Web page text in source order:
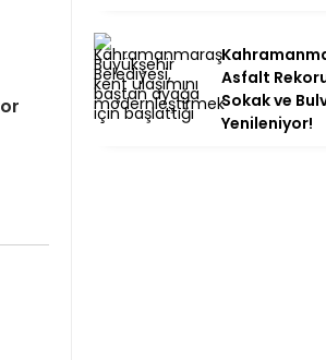
Asfalt
Sokak ve
Yenileniyor!